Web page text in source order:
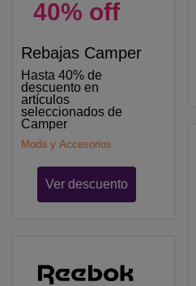
40% off
Rebajas Camper
Hasta 40% de
descuento en
artículos
seleccionados de
Camper
Moda y Accesorios
Ver descuento